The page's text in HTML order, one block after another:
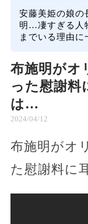
安藤美姫の娘の
明…凄すぎる人
までいる理由
布施明がオ
った慰謝
は…
2024/04/12
布施明がオ
た慰謝料に